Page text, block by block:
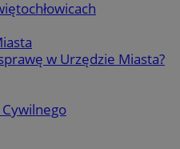
w Urzędzie Miasta?